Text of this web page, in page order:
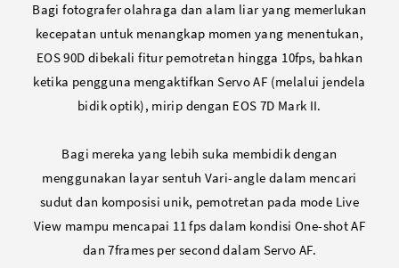
Bagi fotografer olahraga dan alam liar yang memerlukan
kecepatan untuk menangkap momen yang menentukan,
EOS 90D dibekali fitur pemotretan hingga 10fps, bahkan
ketika pengguna mengaktifkan Servo AF (melalui jendela
bidik optik), mirip dengan EOS 7D Mark II.
Bagi mereka yang lebih suka membidik dengan
menggunakan layar sentuh Vari-angle dalam mencari
sudut dan komposisi unik, pemotretan pada mode Live
View mampu mencapai 11 fps dalam kondisi One-shot AF
dan 7frames per second dalam Servo AF.